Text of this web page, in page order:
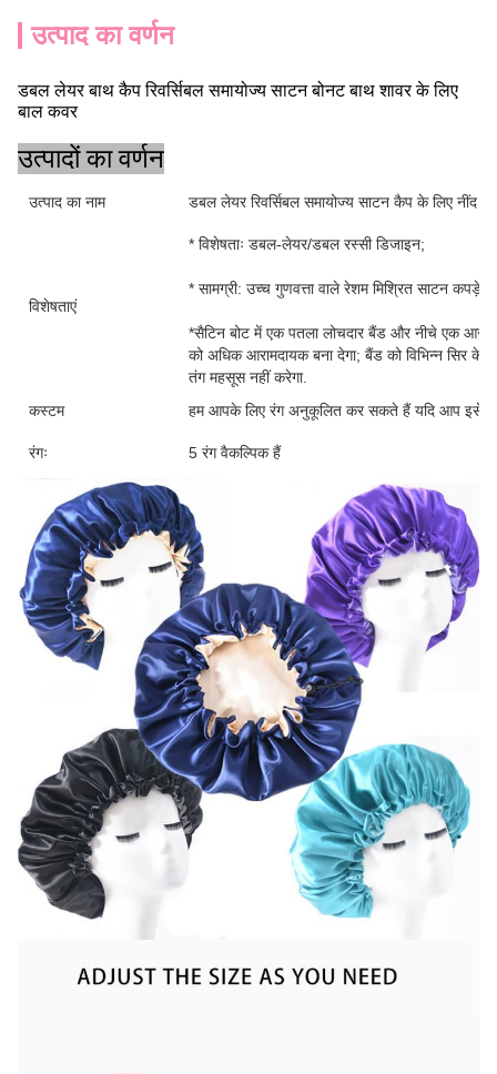
उत्पाद का वर्णन
डबल लेयर बाथ कैप रिवर्सिबल समायोज्य साटन बोनट बाथ शावर के लिए
बाल कवर
उत्पादों का वर्णन
उत्पाद का नाम डबल लेयर रिवर्सिबल समायोज्य साटन कैप के लिए नींद
विशेषताएं
* विशेषताः डबल-लेयर/डबल रस्सी डिजाइन;
* सामग्री: उच्च गुणवत्ता वाले रेशम मिश्रित साटन कपड़े।
*सैटिन बोट में एक पतला लोचदार बैंड और नीचे एक
को अधिक आरामदायक बना देगा; बैंड को विभिन्न सिर
तंग महसूस नहीं करेगा.
कस्टम
हम आपके लिए रंग अनुकूलित कर सकते हैं यदि आप इसे
रंगः 5 रंग वैकल्पिक हैं